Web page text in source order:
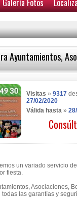
Galería Fotos
Ayuntamientos,
Visitas » 9317
27/02/2020
Válida hasta »
un variado servicio
fiesta.
Asociaciones,
las garantías y